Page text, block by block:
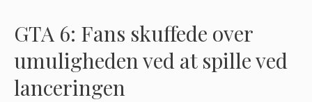
GTA 6: Fans skuffede over
umuligheden ved at spille ved
lanceringen